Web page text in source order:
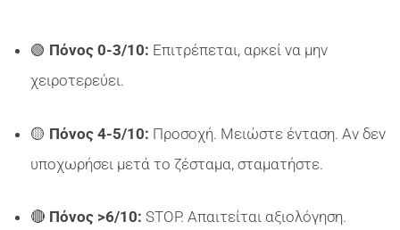
🟢 Πόνος 0-3/10: Επιτρέπεται, αρκεί να μην
χειροτερεύει.
🟡 Πόνος 4-5/10: Προσοχή. Μειώστε ένταση. Αν δεν
υποχωρήσει μετά το ζέσταμα, σταματήστε.
🔴 Πόνος >6/10: STOP. Απαιτείται αξιολόγηση.